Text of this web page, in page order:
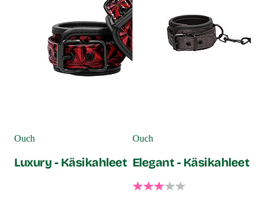
Ouch
Luxury - Käsikahleet
Ouch
Elegant - Käsikahleet